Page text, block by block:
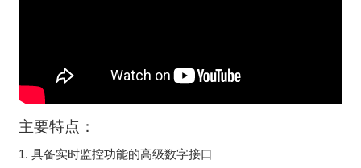
主要特点：
1. 具备实时监控功能的高级数字接口